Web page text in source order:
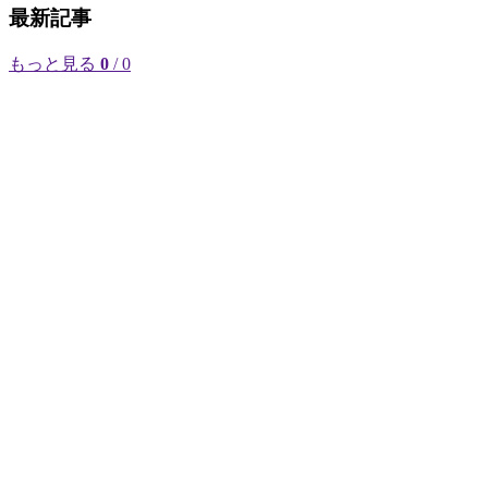
最新記事
もっと見る 0 / 0